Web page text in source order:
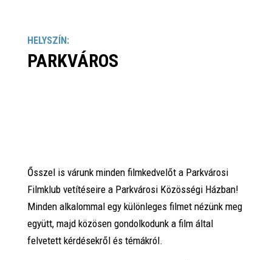
HELYSZÍN:
PARKVÁROS
Ősszel is várunk minden filmkedvelőt a Parkvárosi
Filmklub vetítéseire a Parkvárosi Közösségi Házban!
Minden alkalommal egy különleges filmet nézünk meg
együtt, majd közösen gondolkodunk a film által
felvetett kérdésekről és témákról.